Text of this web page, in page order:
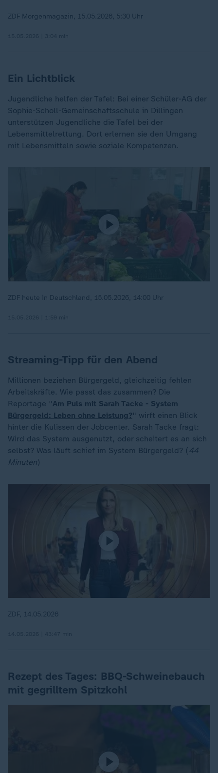
ZDF Morgenmagazin, 15.05.2026, 5:30 Uhr
Ein Lichtblick
Jugendliche helfen der Tafel: Bei einer Schüler-AG der
Sophie-Scholl-Gemeinschaftsschule in Dillingen
unterstützen Jugendliche die Tafel bei der
Lebensmittelrettung. Dort erlernen sie den Umgang
mit Lebensmitteln sowie soziale Kompetenzen.
ZDF heute in Deutschland, 15.05.2026, 14:00 Uhr
Streaming-Tipp für den Abend
Millionen beziehen Bürgergeld, gleichzeitig fehlen
Arbeitskräfte. Wie passt das zusammen? Die
Reportage "Am Puls mit Sarah Tacke - System
Bürgergeld: Leben ohne Leistung?" wirft einen Blick
hinter die Kulissen der Jobcenter. Sarah Tacke fragt:
Wird das System ausgenutzt, oder scheitert es an sich
selbst? Was läuft schief im System Bürgergeld? ( 44
Minuten)
ZDF, 14.05.2026
Rezept des Tages: BBQ-Schweinebauch
mit gegrilltem Spitzkohl